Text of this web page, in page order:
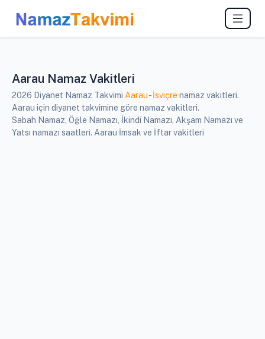
Aarau Namaz Vakitleri
2026 Diyanet Namaz Takvimi Aarau-İsviçre namaz vakitleri.
Aarau için diyanet takvimine göre namaz vakitleri.
Sabah Namaz, Öğle Namazı, İkindi Namazı, Akşam Namazı ve
Yatsı namazı saatleri. Aarau İmsak ve İftar vakitleri